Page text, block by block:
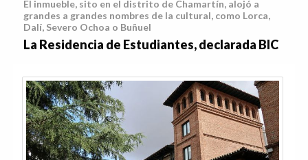
El inmueble, sito en el distrito de Chamartín, alojó a
grandes a grandes nombres de la cultural, como Lorca,
Dalí, Severo Ochoa o Buñuel
La Residencia de Estudiantes, declarada BIC